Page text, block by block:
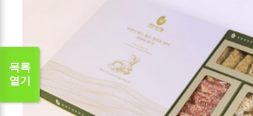
목록
열기